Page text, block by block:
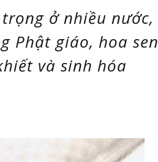
ở nhiều nước,
Phật giáo, hoa sen
và sinh hóa